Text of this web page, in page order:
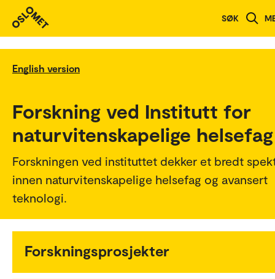
SØK
English version
Forskning ved Institutt for
naturvitenskapelige helsefag
Forskningen ved instituttet dekker et bredt
innen naturvitenskapelige helsefag og avansert
teknologi.
Forskningsprosjekter